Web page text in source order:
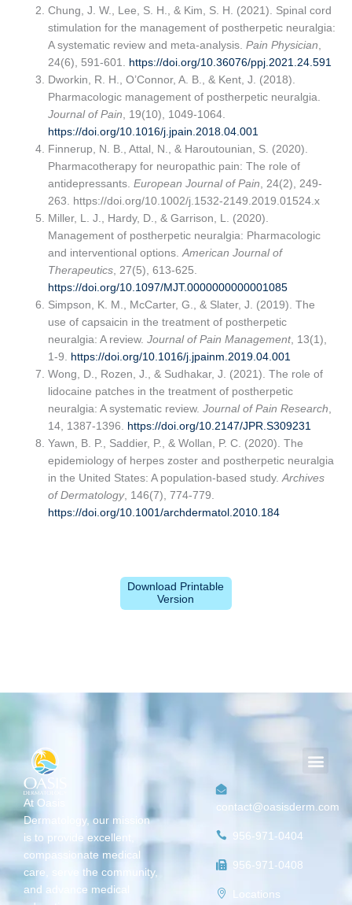
Chung, J. W., Lee, S. H., & Kim, S. H. (2021). Spinal cord
stimulation for the management of postherpetic neuralgia:
A systematic review and meta-analysis.Pain Physician
24(6), 591-601. https://doi.org/10.36076/ppj.2021.24.591
Dworkin, R. H., O’Connor, A. B., & Kent, J. (2018).
Pharmacologic management of postherpetic neuralgia.
Journal of Pain , 19(10), 1049-1064.
https://doi.org/10.1016/j.jpain.2018.04.001
Finnerup, N. B., Attal, N., & Haroutounian, S. (2020).
Pharmacotherapy for neuropathic pain: The role of
antidepressants.European Journal of Pain , 24(2), 249-
263. https://doi.org/10.1002/j.1532-2149.2019.01524.x
Miller, L. J., Hardy, D., & Garrison, L. (2020).
Management of postherpetic neuralgia: Pharmacologic
and interventional options.American Journal of
Therapeutics , 27(5), 613-625.
https://doi.org/10.1097/MJT.0000000000001085
Simpson, K. M., McCarter, G., & Slater, J. (2019). The
use of capsaicin in the treatment of postherpetic
neuralgia: A review.Journal of Pain Management, 13(1),
1-9. https://doi.org/10.1016/j.jpainm.2019.04.001
Wong, D., Rozen, J., & Sudhakar, J. (2021). The role of
lidocaine patches in the treatment of postherpetic
neuralgia: A systematic review.Journal of Pain Research
14, 1387-1396. https://doi.org/10.2147/JPR.S309231
Yawn, B. P., Saddier, P., & Wollan, P. C. (2020). The
epidemiology of herpes zoster and postherpetic neuralgia
in the United States: A population-based study.Archives
of Dermatology, 146(7), 774-779.
https://doi.org/10.1001/archdermatol.2010.184
Download Printable
Version
At Oasis
Dermatology, our mission
is to provide excellent,
compassionate medical
care, serve the community,
and advance medical
contact@oasisderm.com
956-971-0404
956-971-0408
Locations